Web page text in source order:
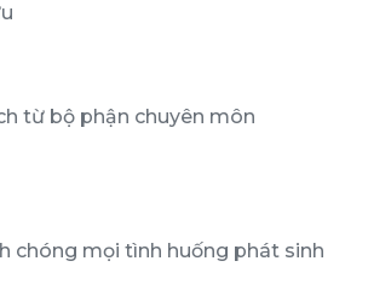
từ bộ phận chuyên môn
chóng mọi tình huống phát sinh